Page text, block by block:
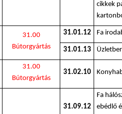
cikkek
31.00
Bútorgyártás
31.01.12 Fa
31.01.13
31.00
Bútorgyártás
31.02.10
31.09.12
Fa
ebédlő